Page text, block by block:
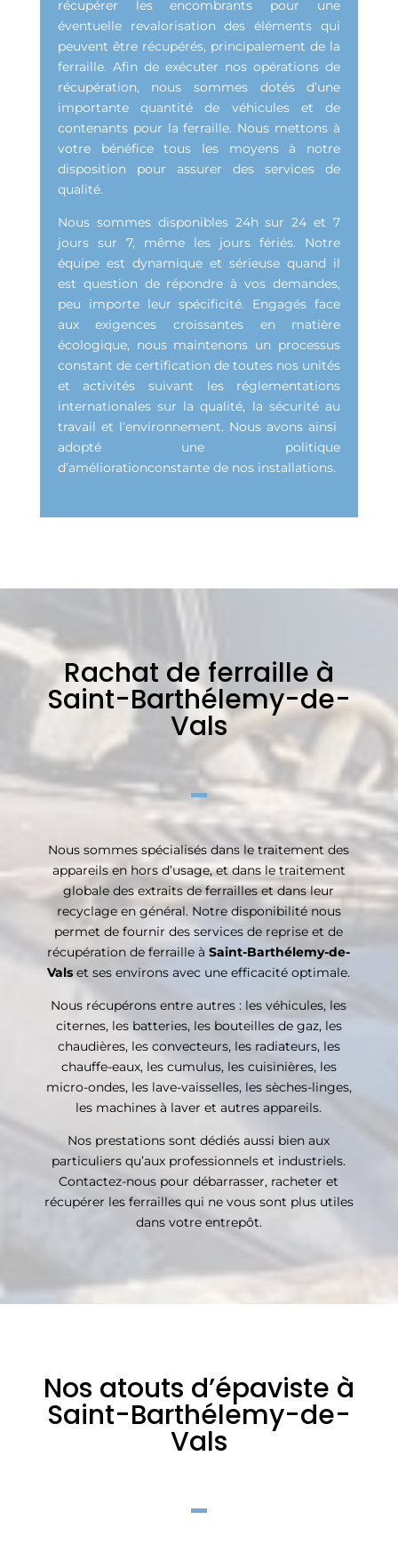
récupérer les encombrants pour une
éventuelle revalorisation des éléments qui
peuvent être récupérés, principalement de la
ferraille. Afin de exécuter nos opérations de
récupération, nous sommes dotés d’une
importante quantité de véhicules et de
contenants pour la ferraille. Nous mettons à
votre bénéfice tous les moyens à notre
disposition pour assurer des services de
qualité.
Nous sommes disponibles 24h sur 24 et 7
jours sur 7, même les jours fériés. Notre
équipe est dynamique et sérieuse quand il
est question de répondre à vos demandes,
peu importe leur spécificité. Engagés face
aux exigences croissantes en matière
écologique, nous maintenons un processus
constant de certification de toutes nos unités
et activités suivant les réglementations
internationales sur la qualité, la sécurité au
travail et l’environnement. Nous avons ainsi
adopté une politique
d’améliorationconstante de nos installations.
Rachat de ferraille à
Saint-Barthélemy-de-
Vals
Nous sommes spécialisés dans le traitement des
appareils en hors d’usage, et dans le traitement
globale des extraits de ferrailles et dans leur
recyclage en général. Notre disponibilité nous
permet de fournir des services de reprise et de
récupération de ferraille àSaint-Barthélemy-de-
Vals et ses environs avec une efficacité optimale.
Nous récupérons entre autres : les véhicules, les
citernes, les batteries, les bouteilles de gaz, les
chaudières, les convecteurs, les radiateurs, les
chauffe-eaux, les cumulus, les cuisinières, les
micro-ondes, les lave-vaisselles, les sèches-linges,
les machines à laver et autres appareils.
Nos prestations sont dédiés aussi bien aux
particuliers qu’aux professionnels et industriels.
Contactez-nous pour débarrasser, racheter et
récupérer les ferrailles qui ne vous sont plus utiles
dans votre entrepôt.
Nos atouts d’épaviste à
Saint-Barthélemy-de-
Vals